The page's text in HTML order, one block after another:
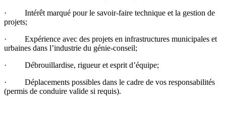
· Intérêt marqué pour le savoir-faire technique et la gestion de
projets;
· Expérience avec des projets en infrastructures municipales et
urbaines dans l’industrie du génie-conseil;
· Débrouillardise, rigueur et esprit d’équipe;
· Déplacements possibles dans le cadre de vos responsabilités
(permis de conduire valide si requis).